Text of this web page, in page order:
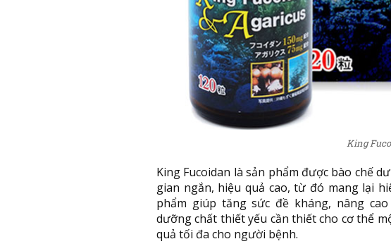
King
King Fucoidan là sản phẩm được bào chế
gian ngắn, hiệu quả cao, từ đó mang lại
phẩm giúp tăng sức đề kháng, nâng
dưỡng chất thiết yếu cần thiết cho cơ thể
quả tối đa cho người bệnh.